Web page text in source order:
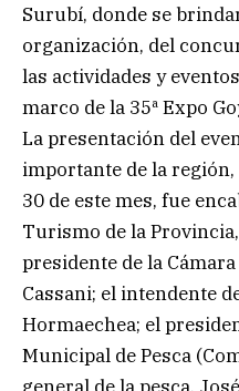
Surubí, donde se
organización, del
las actividades y
marco de la 35ª Expo
La presentación del
importante de la
30 de este mes, fue
Turismo de la
presidente de la
Cassani; el intendente
Hormaechea; el
Municipal de Pesca